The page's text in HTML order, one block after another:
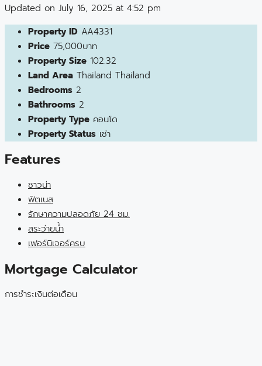
Updated on July 16, 2025 at 4:52 pm
Property ID AA4331
Price 75,000บาท
Property Size 102.32
Land Area Thailand Thailand
Bedrooms 2
Bathrooms 2
Property Type คอนโด
Property Status เช่า
Features
ซาวน่า
ฟิตเนส
รักษาความปลอดภัย 24 ชม.
สระว่ายน้ำ
เฟอร์นิเจอร์ครบ
Mortgage Calculator
การชำระเงินต่อเดือน